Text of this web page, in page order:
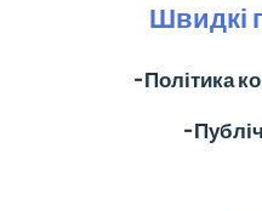
Швидкі
╶ Політика
╶